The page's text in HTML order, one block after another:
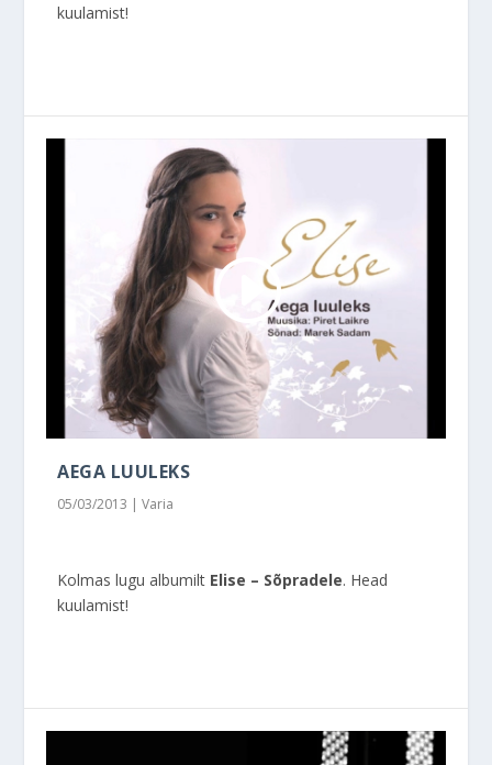
kuulamist!
AEGA LUULEKS
05/03/2013 |Varia
Kolmas lugu albumilt Elise – Sõpradele. Head
kuulamist!